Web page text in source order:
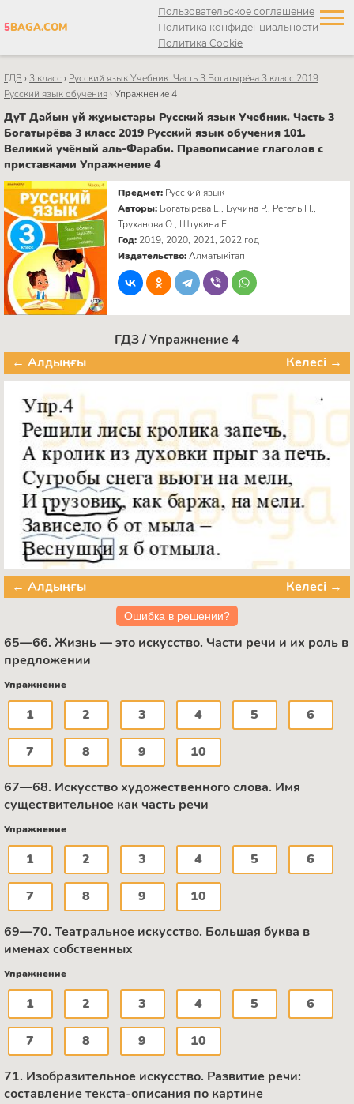
5BAGA.COM
Пользовательское соглашение
Политика конфиденциальности
Политика Cookie
ГДЗ › 3 класс › Русский язык Учебник. Часть 3 Богатырёва 3 класс 2019
Русский язык обучения›Упражнение 4
ДүТ Дайын үй жұмыстары Русский язык Учебник. Часть 3
Богатырёва 3 класс 2019 Русский язык обучения 101.
Великий учёный аль-Фараби. Правописание глаголов с
приставками Упражнение 4
Предмет: Русский язык
Авторы: Богатырева Е., Бучина Р., Регель Н.,
Труханова О., Штукина Е.
Год: 2019, 2020, 2021, 2022 год
Издательство:Алматыкітап
ГДЗ / Упражнение 4
← Алдыңғы
Келесі →
← Алдыңғы Келесі →
Ошибка в решении?
65—66. Жизнь — это искусство. Части речи и их роль в
предложении
Упражнение
1 2 3 4 5 6
7 8 9 10
67—68. Искусство художественного слова. Имя
существительное как часть речи
Упражнение
1 2 3 4 5 6
7 8 9 10
69—70. Театральное искусство. Большая буква в
именах собственных
Упражнение
1 2 3 4 5 6
7 8 9 10
71. Изобразительное искусство. Развитие речи:
составление текста-описания по картине